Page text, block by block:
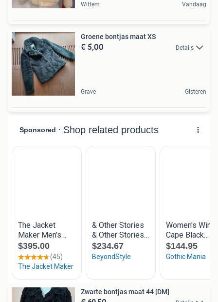
Wittem Vandaag
Groene bontjas maat XS
€ 5,00 Details
Grave Gisteren
Zwarte bontjas maat 44 [DM]